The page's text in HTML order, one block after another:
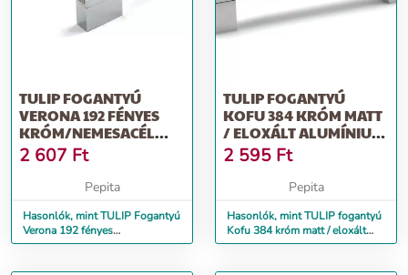
TULIP FOGANTYÚ
VERONA 192 FÉNYES
KRÓM/NEMESACÉL
IMITÁCIÓ + CSAVAROK
2 607 Ft
Pepita
Hasonlók, mint TULIP Fogantyú
Verona 192 fényes
króm/nemesacél imitáció +
TULIP FOGANTYÚ
KOFU 384 KRÓM MATT
/ ELOXÁLT ALUMÍNIUM
+ CSAVAROK
2 595 Ft
Pepita
Hasonlók, mint TULIP fogantyú
Kofu 384 króm matt / eloxált
alumínium + csavarok